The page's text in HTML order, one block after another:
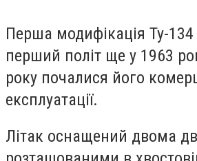
Перша модифікація Ту-134
перший політ ще у 1963
року почалися його
експлуатації.
Літак оснащений двома